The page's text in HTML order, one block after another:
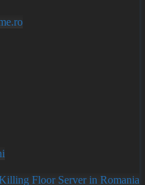
Floor Server in Romania